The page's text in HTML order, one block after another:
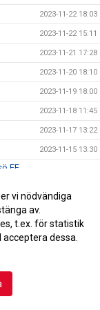
2023-11-22 18:03
2023-11-22 15:11
2023-11-21 17:28
2023-11-20 18:10
2023-11-19 18:00
2023-11-18 11:45
2023-11-17 13:22
2023-11-15 13:30
FF
2023-11-14 10:48
2023-11-11 18:55
2023-11-10 16:00
vi nödvändiga
av.
t.ex. för statistik
dessa.